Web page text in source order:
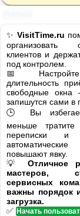
✨ VisitTime.ru
организовать
клиентов и
под контролем.
📅
длительность
свободные
запишутся сами в
🕒 Вы
меньше
переписки и
автоматические
повышают явку.
💡 Отличное
мастеров,
сервисных
важны порядок
загрузка.
✅ Начать